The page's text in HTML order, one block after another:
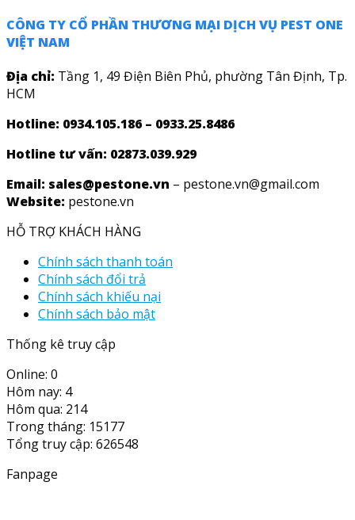
CÔNG TY CỔ PHẦN THƯƠNG MẠI DỊCH VỤ PEST ONE
VIỆT NAM
Địa chỉ: Tầng 1, 49 Điện Biên Phủ, phường Tân Định, Tp.
HCM
Hotline: 0934.105.186 – 0933.25.8486
Hotline tư vấn: 02873.039.929
Email: sales@pestone.vn – pestone.vn@gmail.com
Website: pestone.vn
HỖ TRỢ KHÁCH HÀNG
Chính sách thanh toán
Chính sách đổi trả
Chính sách khiếu nại
Chính sách bảo mật
Thống kê truy cập
Online: 0
Hôm nay: 4
Hôm qua: 214
Trong tháng: 15177
Tổng truy cập: 626548
Fanpage